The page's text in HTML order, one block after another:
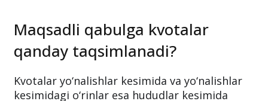
ta’limni tugatganligi to‘g‘risida hujjati, ya’ni
shahodatnomasi ham bo‘lishi kerak.
qanday taqsimlanadi?